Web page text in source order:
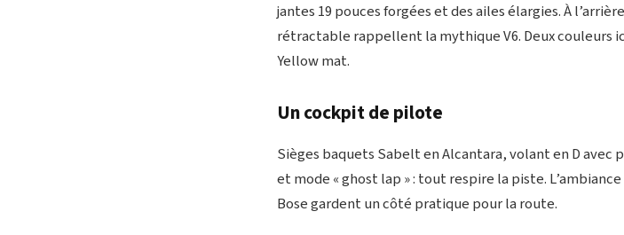
jantes 19 pouces forgées et des ailes élargies. À
rétractable rappellent la mythique V6. Deux couleurs
Yellow mat.
Un cockpit de pilote
Sièges baquets Sabelt en Alcantara, volant en D
et mode « ghost lap » : tout respire la piste.
Bose gardent un côté pratique pour la route.